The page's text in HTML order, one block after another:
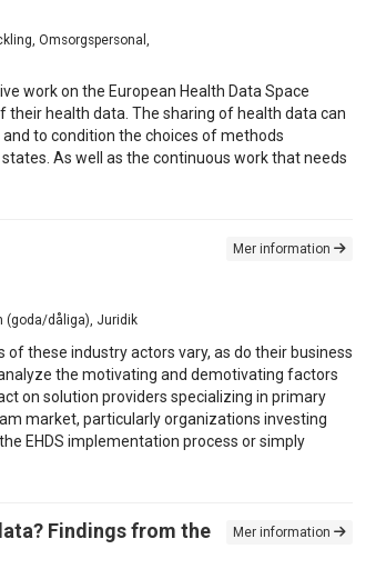
Omsorgspersonal,
work on the European Health Data Space
health data. The sharing of health data can
to condition the choices of methods
As well as the continuous work that needs
(goda/dåliga), Juridik
Mer information
these industry actors vary, as do their business
the motivating and demotivating factors
on solution providers specializing in primary
market, particularly organizations investing
EHDS implementation process or simply
Findings from the
Mer information